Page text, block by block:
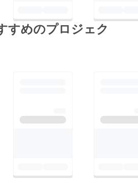
すめのプロジェク